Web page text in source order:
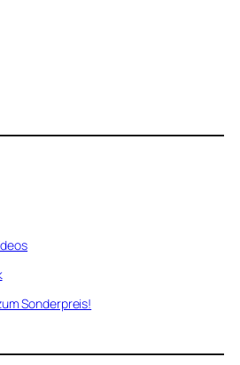
Sonderpreis!